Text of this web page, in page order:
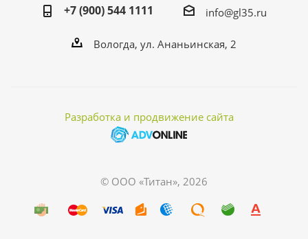
+7 (900) 544 1111
info@gl35.ru
Вологда, ул. Ананьинская, 2
Разработка и продвижение сайта
© ООО «Титан», 2026